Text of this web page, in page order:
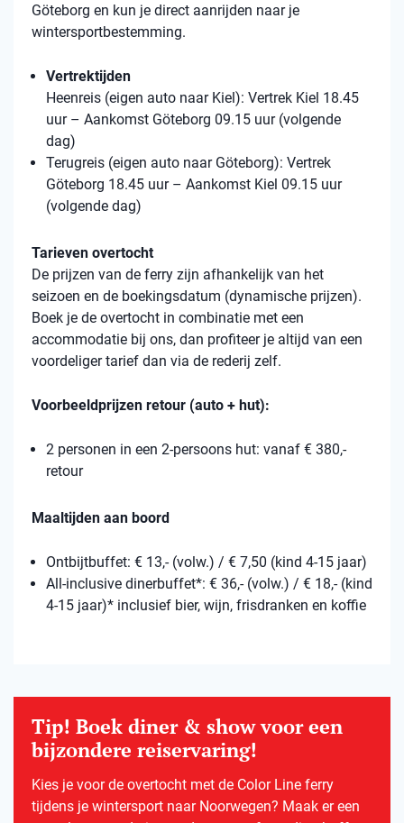
Göteborg en kun je direct aanrijden naar je
wintersportbestemming.
Vertrektijden
Heenreis (eigen auto naar Kiel): Vertrek Kiel 18.45
uur – Aankomst Göteborg 09.15 uur (volgende
dag)
Terugreis (eigen auto naar Göteborg): Vertrek
Göteborg 18.45 uur – Aankomst Kiel 09.15 uur
(volgende dag)
Tarieven overtocht
De prijzen van de ferry zijn afhankelijk van het
seizoen en de boekingsdatum (dynamische prijzen).
Boek je de overtocht in combinatie met een
accommodatie bij ons, dan profiteer je altijd van een
voordeliger tarief dan via de rederij zelf.
Voorbeeldprijzen retour (auto + hut):
2 personen in een 2-persoons hut: vanaf € 380,-
retour
Maaltijden aan boord
Ontbijtbuffet: € 13,- (volw.) / € 7,50 (kind 4-15 jaar)
All-inclusive dinerbuffet*: € 36,- (volw.) / € 18,- (kind
4-15 jaar)* inclusief bier, wijn, frisdranken en koffie
Tip! Boek diner & show voor een
bijzondere reiservaring!
Kies je voor de overtocht met de Color Line ferry
tijdens je wintersport naar Noorwegen? Maak er een